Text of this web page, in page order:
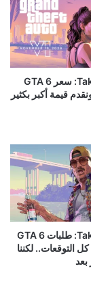
رئيس Take-Two: سعر GTA 6
قيمة أكبر بكثير
رئيس Take-Two: طلبات GTA 6
التوقعات.. لكننا
بعد